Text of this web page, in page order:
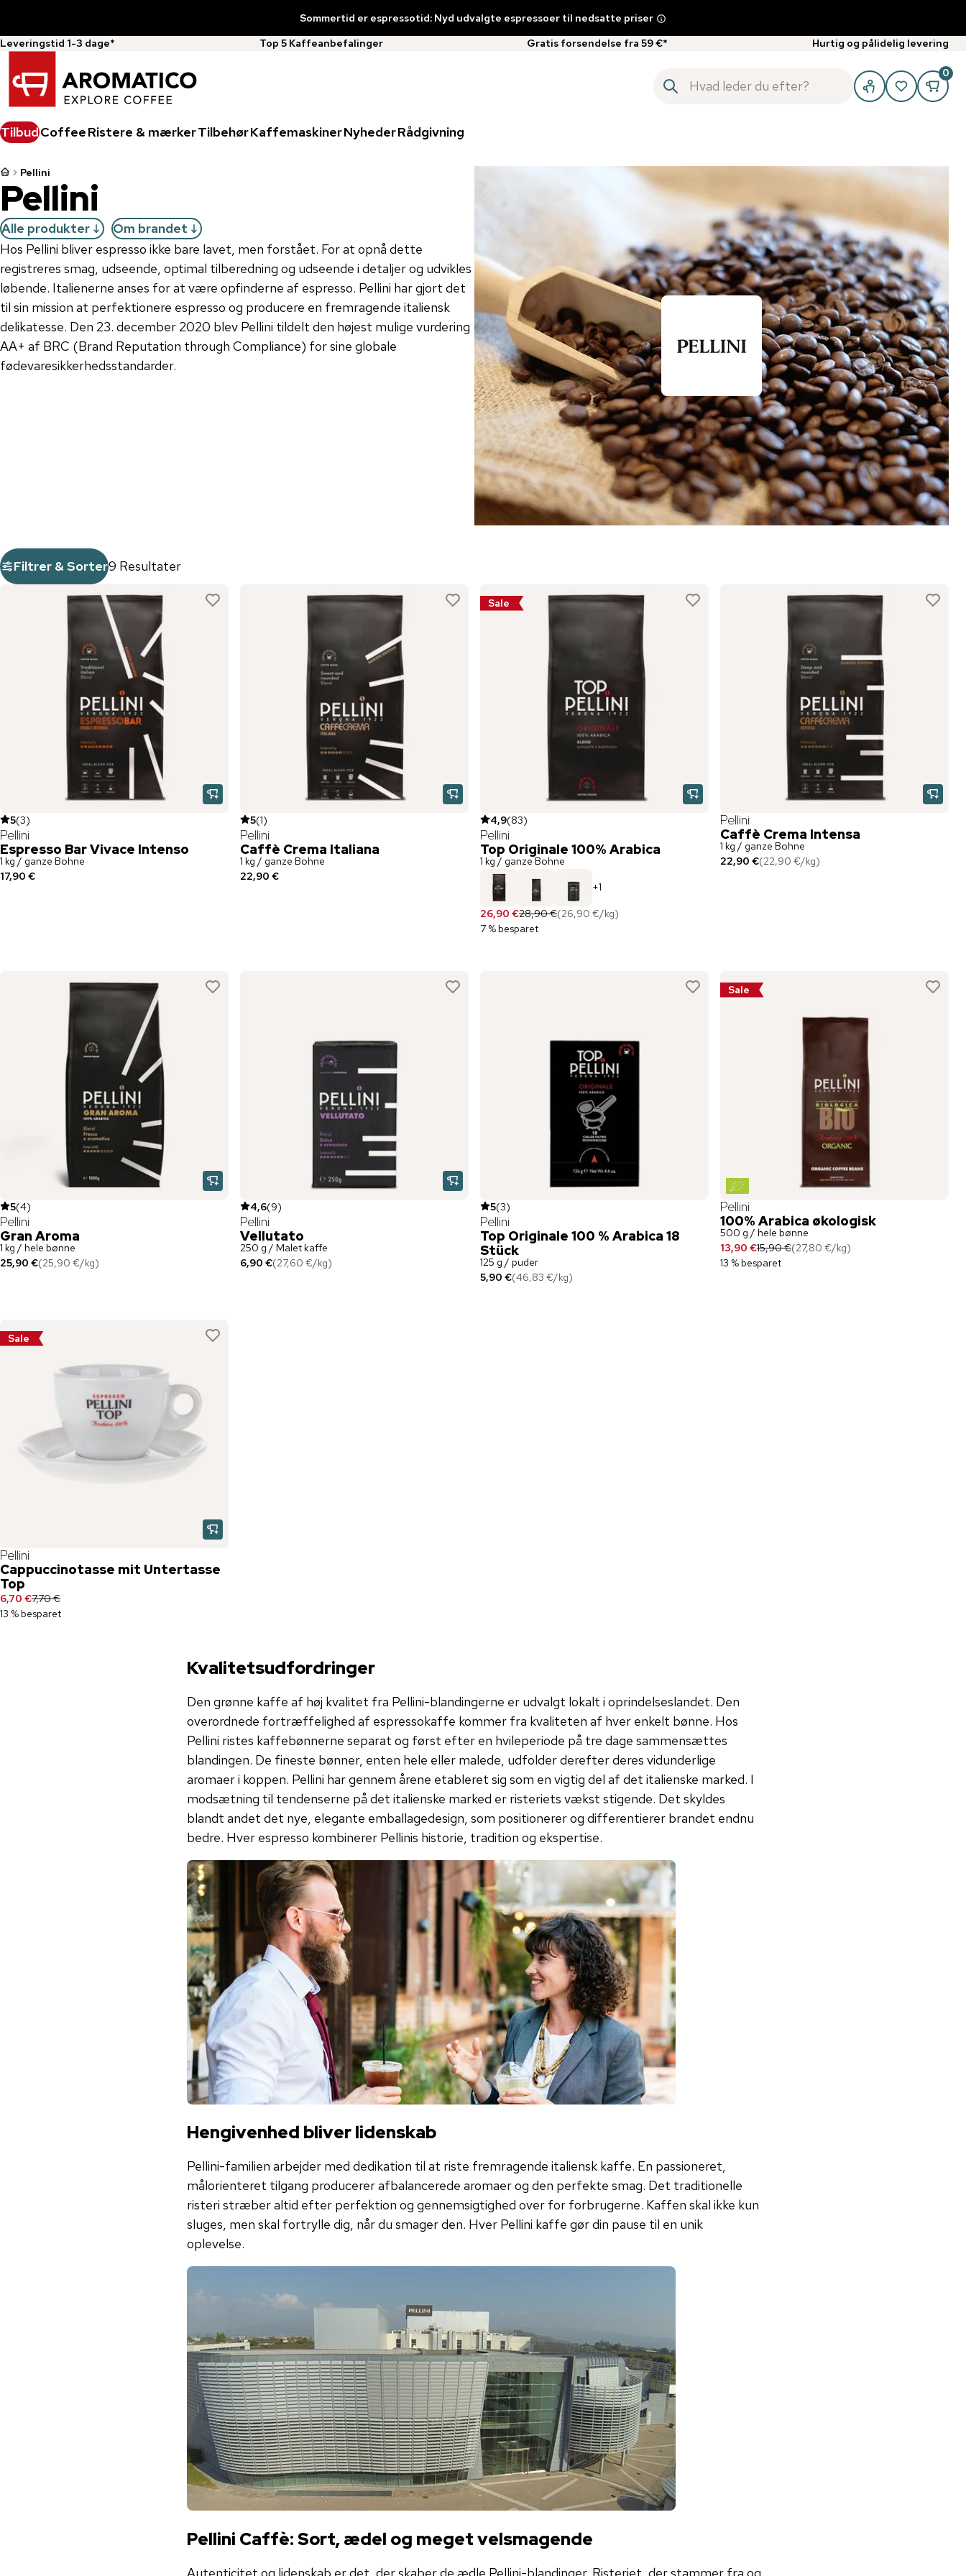
Sommertid er espressotid: Nyd udvalgte espressoer til nedsatte priser
Leveringstid 1-3 dage*
Top 5 Kaffeanbefalinger Gratis forsendelse fra 59 €* Hurtig og pålidelig levering
0
TilbudCoffeeRistere & mærkerTilbehørKaffemaskinerNyhederRådgivning
Pellini
Pellini
Alle produkter
Om brandet
Hos Pellini bliver espresso ikke bare lavet, men forstået. For at opnå dette
registreres smag, udseende, optimal tilberedning og udseende i detaljer og udvikles
løbende. Italienerne anses for at være opfinderne af espresso. Pellini har gjort det
til sin mission at perfektionere espresso og producere en fremragende italiensk
delikatesse. Den 23. december 2020 blev Pellini tildelt den højest mulige vurdering
AA+ af BRC (Brand Reputation through Compliance) for sine globale
fødevaresikkerhedsstandarder.
Filtrer & Sorter9 Resultater
5(3)
Pellini
Espresso Bar Vivace Intenso
1 kg / ganze Bohne
17,90 €
5(1)
Pellini
Caffè Crema Italiana
1 kg / ganze Bohne
22,90 €
Sale
4,9(83)
Pellini
Top Originale 100% Arabica
1 kg / ganze Bohne
+1
26,90 €28,90 €(26,90 €/kg)
7 % besparet
Pellini
Caffè Crema Intensa
1 kg / ganze Bohne
22,90 €(22,90 €/kg)
5(4)
Pellini
Gran Aroma
1 kg / hele bønne
25,90 €(25,90 €/kg)
4,6(9)
Pellini
Vellutato
250 g / Malet kaffe
6,90 €(27,60 €/kg)
5(3)
Pellini
Top Originale 100 % Arabica 18
Stück
125 g / puder
5,90 €(46,83 €/kg)
Sale
Pellini
100% Arabica økologisk
500 g / hele bønne
13,90 €15,90 €(27,80 €/kg)
13 % besparet
Sale
Pellini
Cappuccinotasse mit Untertasse
Top
6,70 €7,70 €
13 % besparet
Kvalitetsudfordringer
Den grønne kaffe af høj kvalitet fra Pellini-blandingerne er udvalgt lokalt i oprindelseslandet. Den
overordnede fortræffelighed af espressokaffe kommer fra kvaliteten af ​​hver enkelt bønne. Hos
Pellini ristes kaffebønnerne separat og først efter en hvileperiode på tre dage sammensættes
blandingen. De fineste bønner, enten hele eller malede, udfolder derefter deres vidunderlige
aromaer i koppen. Pellini har gennem årene etableret sig som en vigtig del af det italienske marked. I
modsætning til tendenserne på det italienske marked er risteriets vækst stigende. Det skyldes
blandt andet det nye, elegante emballagedesign, som positionerer og differentierer brandet endnu
bedre. Hver espresso kombinerer Pellinis historie, tradition og ekspertise.
Hengivenhed bliver lidenskab
Pellini-familien arbejder med dedikation til at riste fremragende italiensk kaffe. En passioneret,
målorienteret tilgang producerer afbalancerede aromaer og den perfekte smag. Det traditionelle
risteri stræber altid efter perfektion og gennemsigtighed over for forbrugerne. Kaffen skal ikke kun
sluges, men skal fortrylle dig, når du smager den. Hver Pellini kaffe gør din pause til en unik
oplevelse.
Pellini Caffè: Sort, ædel og meget velsmagende